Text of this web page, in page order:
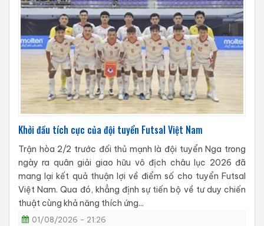
Khởi đầu tích cực của đội tuyển Futsal Việt Nam
Trận hòa 2/2 trước đối thủ mạnh là đội tuyển Nga trong
ngày ra quân giải giao hữu vô địch châu lục 2026 đã
mang lại kết quả thuận lợi về điểm số cho tuyển Futsal
Việt Nam. Qua đó, khẳng định sự tiến bộ về tư duy chiến
thuật cùng khả năng thích ứng...
01/08/2026 - 21:26